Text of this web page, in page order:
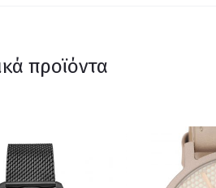
προϊόντα